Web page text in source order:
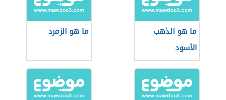
ما هو الذهب
الأسود
ما هو الزمرد